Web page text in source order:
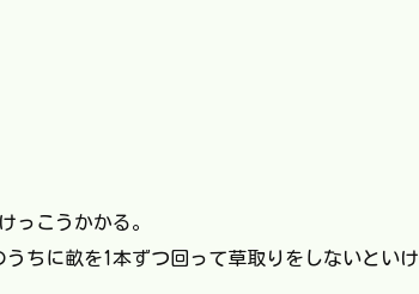
っこうかかる。
ちに畝を1本ずつ回って草取りをしないといけ